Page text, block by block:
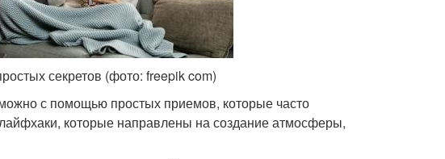
секретов (фото: freepik com)
с помощью простых приемов, которые часто
которые направлены на создание атмосферы,